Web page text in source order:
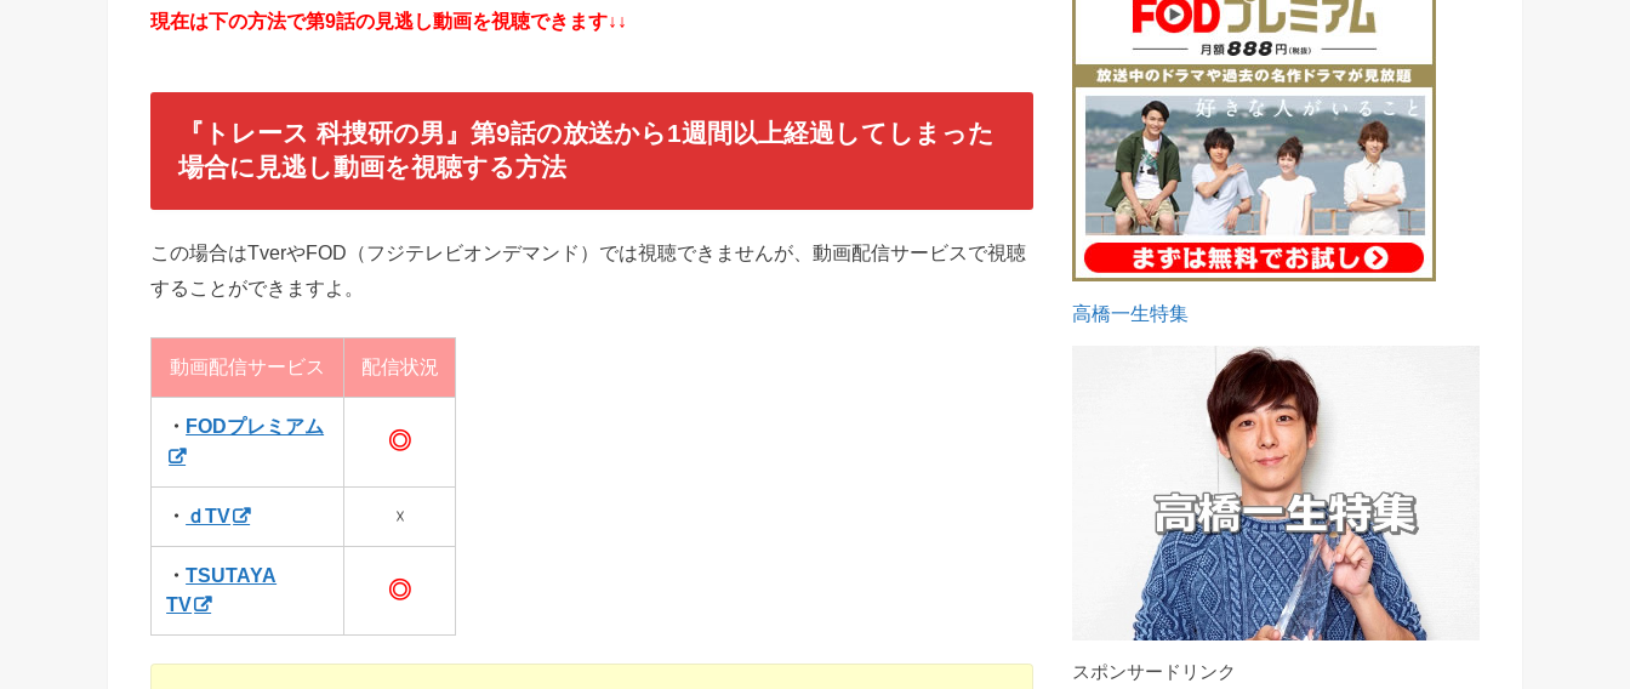
現在は下の方法で第9話の見逃し動画を視聴できます↓↓
『トレース 科捜研の男』第9話の放送から1週間以上経過してしまった
場合に見逃し動画を視聴する方法
この場合はTverやFOD（フジテレビオンデマンド）では視聴できませんが、動画配信サービスで視聴
することができますよ。
動画配信サービス 配信状況
・ FODプレミアム
◎
・ ｄTV ☓
・TSUTAYA
TV
◎
高橋一生特集
スポンサードリンク